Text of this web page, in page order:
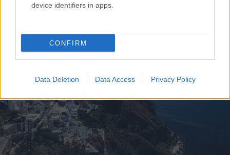
device identifiers in apps.
CONFIRM
Data Deletion Data Access Privacy Policy